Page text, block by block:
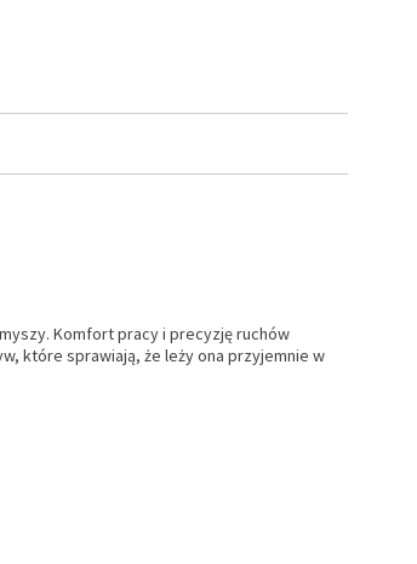
Komfort pracy i precyzję ruchów
które sprawiają, że leży ona przyjemnie w